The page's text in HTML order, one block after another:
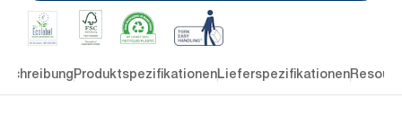
ProduktspezifikationenLieferspezifikationen